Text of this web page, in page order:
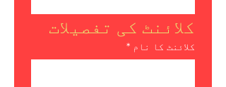
کلائنٹ کی تفصیلات
کلائنٹ کا نام *